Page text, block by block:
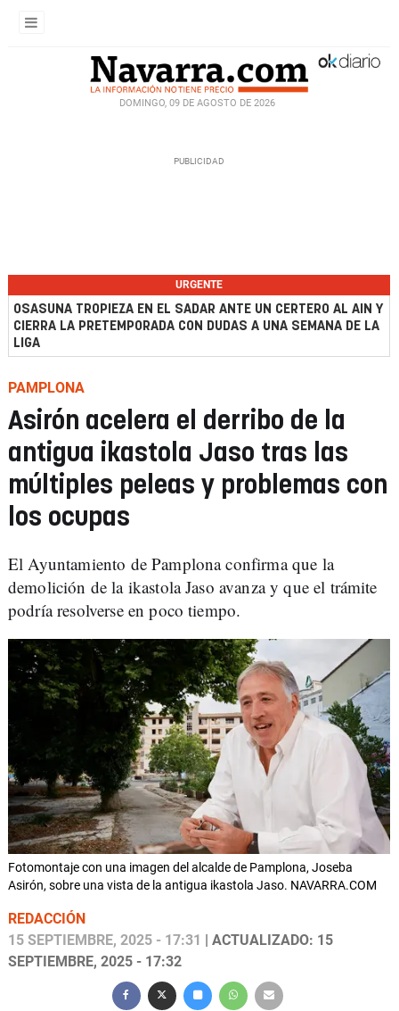
DOMINGO, 09 DE AGOSTO DE 2026
URGENTE
OSASUNA TROPIEZA EN EL SADAR ANTE UN CERTERO AL AIN Y
CIERRA LA PRETEMPORADA CON DUDAS A UNA SEMANA DE LA
LIGA
PAMPLONA
Asirón acelera el derribo de la
antigua ikastola Jaso tras las
múltiples peleas y problemas con
los ocupas
El Ayuntamiento de Pamplona confirma que la
demolición de la ikastola Jaso avanza y que el trámite
podría resolverse en poco tiempo.
Fotomontaje con una imagen del alcalde de Pamplona, Joseba
Asirón, sobre una vista de la antigua ikastola Jaso. NAVARRA.COM
REDACCIÓN
15 SEPTIEMBRE, 2025 - 17:31
| ACTUALIZADO: 15
SEPTIEMBRE, 2025 - 17:32